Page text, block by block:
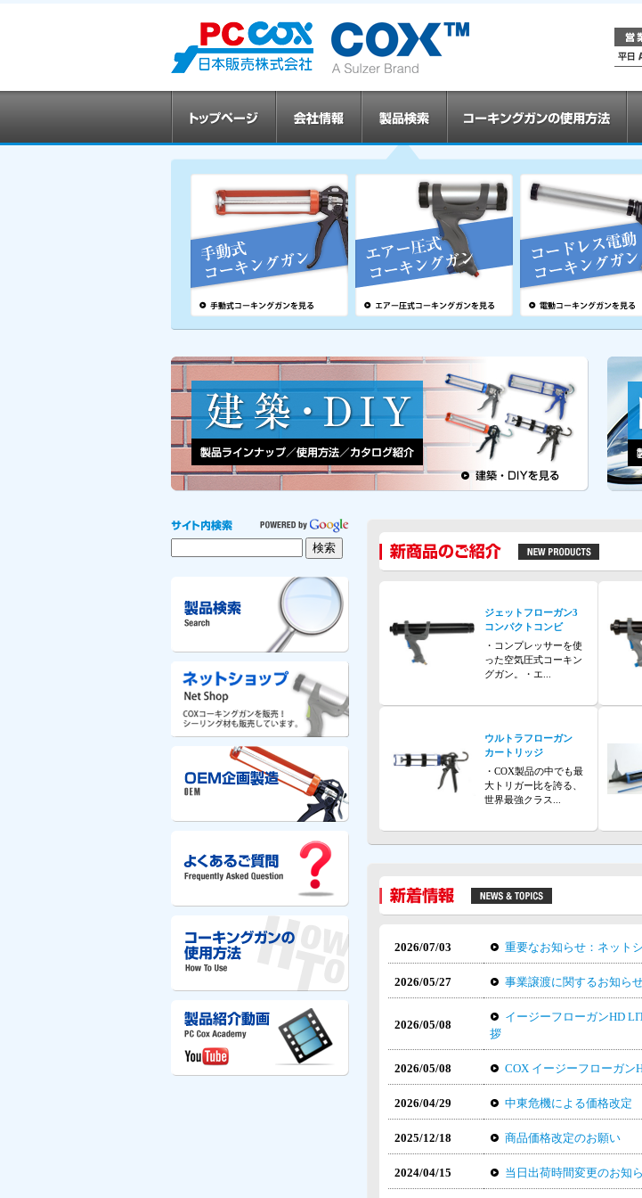
ジェットフローガン3
コンパクトコンビ
・コンプレッサーを使
った空気圧式コーキン
グガン。・エ...
ウルトラフローガン
カートリッジ
・COX製品の中でも最
大トリガー比を誇る、
世界最強クラス...
2026/07/03 重要なお知らせ：ネット
2026/05/27 事業譲渡に関するお知ら
2026/05/08
イージーフローガンHD
拶
2026/05/08 COX イージーフローガ
2026/04/29 中東危機による価格改定
2025/12/18 商品価格改定のお願い
2024/04/15 当日出荷時間変更のお知